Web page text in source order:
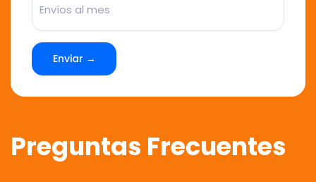
Enviar →
Preguntas Frecuentes